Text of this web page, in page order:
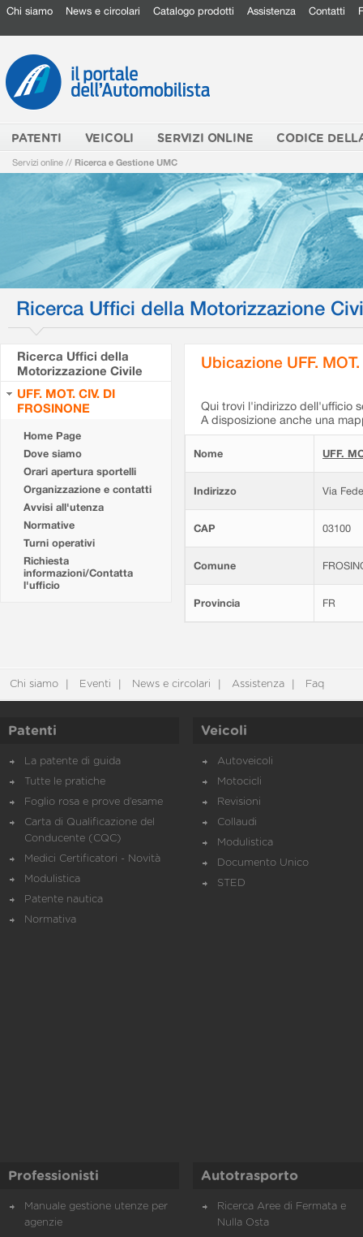
Chi siamo News e circolari Catalogo prodotti Assistenza Contatti
PATENTI VEICOLI SERVIZI ONLINE CODICE
Servizi online // Ricerca e Gestione UMC
Ricerca Uffici della Motorizzazione
Ricerca Uffici della
Motorizzazione Civile
UFF. MOT. CIV. DI
FROSINONE
Home Page
Dove siamo
Orari apertura sportelli
Organizzazione e contatti
Avvisi all'utenza
Normative
Turni operativi
Richiesta
informazioni/Contatta
l'ufficio
Ubicazione UFF.
Qui trovi l'indirizzo dell'ufficio
A disposizione anche una
Nome UFF.
Indirizzo Via
CAP 03100
Comune
Provincia FR
Chi siamo Eventi News e circolari Assistenza Faq
Patenti
La patente di guida
Tutte le pratiche
Foglio rosa e prove d’esame
Carta di Qualificazione del
Conducente (CQC)
Medici Certificatori - Novità
Modulistica
Patente nautica
Normativa
Veicoli
Autoveicoli
Motocicli
Revisioni
Collaudi
Modulistica
Documento Unico
STED
Professionisti
Manuale gestione utenze per
agenzie
Autotrasporto
Ricerca Aree di Fermata e
Nulla Osta